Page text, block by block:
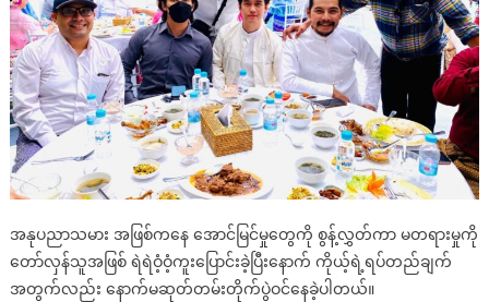
ပြည်
သူ
ချစ်
အနုပညာ
ရှင်
မင်း
မော်ကွန်း
အနုပညာသမား အဖြစ်ကနေ အောင်မြင်မှုတွေကို စွန့်လွှတ်ကာ မတရားမှုကို
တော်လှန်သူအဖြစ် ရဲရဲဝံ့ဝံ့ကူးပြောင်းခဲ့ပြီးနောက် ကိုယ့်ရဲ့ရပ်တည်ချက်
အတွက်လည်း နောက်မဆုတ်တမ်းတိုက်ပွဲဝင်နေခဲ့ပါတယ်။